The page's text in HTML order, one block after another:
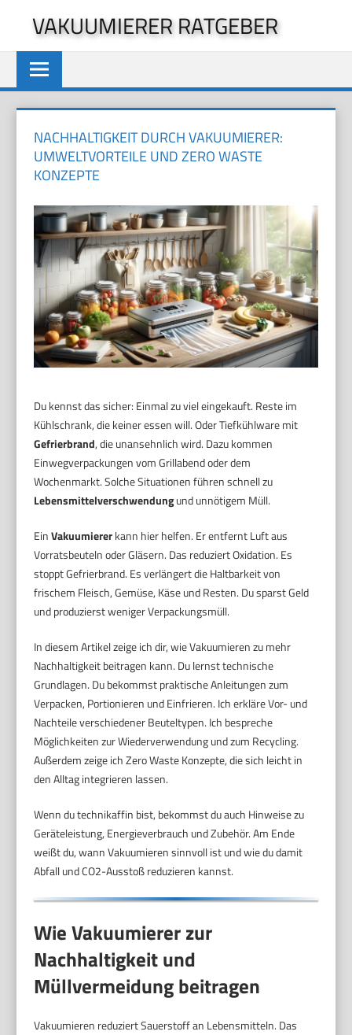
springen
VAKUUMIERER RATGEBER
NACHHALTIGKEIT DURCH VAKUUMIERER:
UMWELTVORTEILE UND ZERO WASTE
KONZEPTE
Du kennst das sicher: Einmal zu viel eingekauft. Reste im
Kühlschrank, die keiner essen will. Oder Tiefkühlware mit
Gefrierbrand, die unansehnlich wird. Dazu kommen
Einwegverpackungen vom Grillabend oder dem
Wochenmarkt. Solche Situationen führen schnell zu
Lebensmittelverschwendungund unnötigem Müll.
EinVakuumiererkann hier helfen. Er entfernt Luft aus
Vorratsbeuteln oder Gläsern. Das reduziert Oxidation. Es
stoppt Gefrierbrand. Es verlängert die Haltbarkeit von
frischem Fleisch, Gemüse, Käse und Resten. Du sparst Geld
und produzierst weniger Verpackungsmüll.
In diesem Artikel zeige ich dir, wie Vakuumieren zu mehr
Nachhaltigkeit beitragen kann. Du lernst technische
Grundlagen. Du bekommst praktische Anleitungen zum
Verpacken, Portionieren und Einfrieren. Ich erkläre Vor- und
Nachteile verschiedener Beuteltypen. Ich bespreche
Möglichkeiten zur Wiederverwendung und zum Recycling.
Außerdem zeige ich Zero Waste Konzepte, die sich leicht in
den Alltag integrieren lassen.
Wenn du technikaffin bist, bekommst du auch Hinweise zu
Geräteleistung, Energieverbrauch und Zubehör. Am Ende
weißt du, wann Vakuumieren sinnvoll ist und wie du damit
Abfall und CO2-Ausstoß reduzieren kannst.
Wie Vakuumierer zur
Nachhaltigkeit und
Müllvermeidung beitragen
Vakuumieren reduziert Sauerstoff an Lebensmitteln. Das